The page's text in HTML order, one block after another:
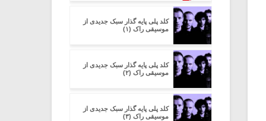
کلد پلی پایه گذار سبک جدیدی از
موسیقی راک (۱)
کلد پلی پایه گذار سبک جدیدی از
موسیقی راک (۲)
کلد پلی پایه گذار سبک جدیدی از
موسیقی راک (۳)